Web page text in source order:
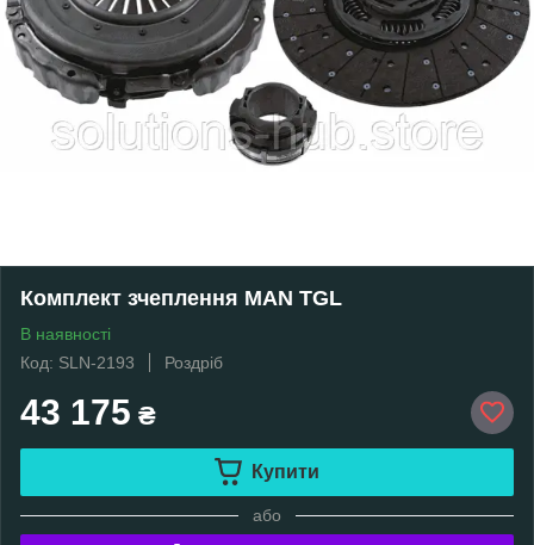
Комплект зчеплення MAN TGL
В наявності
Код: SLN-2193
Роздріб
43 175 ₴
Купити
або